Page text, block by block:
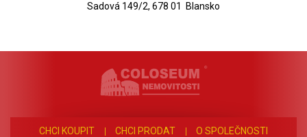
Sadová 149/2, 678 01 Blansko
CHCI KOUPIT CHCI PRODAT
O SPOLEČNOSTI